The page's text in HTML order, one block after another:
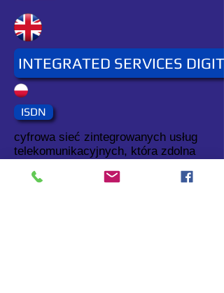
INTEGRATED SERVICES
ISDN
cyfrowa sieć zintegrowanych usług
telekomunikacyjnych, która zdolna
publicznymi.